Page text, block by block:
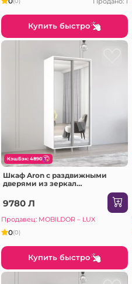
Купить быстро
КэшБэк: 4890
Шкаф Aron с раздвижными
дверями из зеркал
блестящий
9780 Л
Продавец: MOBILDOR – LUX
0(0)
Купить быстро